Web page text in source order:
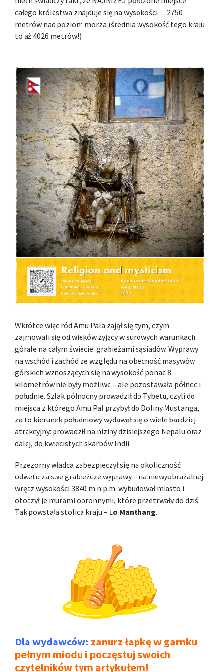
całego królestwa znajduje się na wysokości… 2750
metrów nad poziom morza (średnia wysokość tego kraju
to aż 4026 metrów!)
Wkrótce więc ród Amu Pala zajął się tym, czym
zajmowali się od wieków żyjący w surowych warunkach
górale na całym świecie: grabieżami sąsiadów. Wyprawy
na wschód i zachód ze względu na obecność masywów
górskich wznoszących się na wysokość ponad 8
kilometrów nie były możliwe – ale pozostawała północ i
południe. Szlak północny prowadził do Tybetu, czyli do
miejsca z którego Amu Pal przybył do Doliny Mustanga,
za to kierunek południowy wydawał się o wiele bardziej
atrakcyjny: prowadził na niziny dzisiejszego Nepalu oraz
dalej, do kwiecistych skarbów Indii.
Przezorny władca zabezpieczył się na okoliczność
odwetu za swe grabieżcze wyprawy – na niewyobrażalnej
wręcz wysokości 3840 m n.p.m. wybudował miasto i
otoczył je murami obronnymi, które przetrwały do dziś.
Tak powstała stolica kraju – Lo Manthang.
Dla wydawców: zanurz łapkę w garnku
pełnym miodu i poczęstuj swoich
czytelników tym artykułem!